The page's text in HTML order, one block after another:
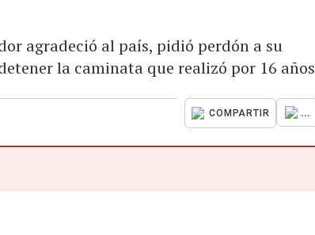
agradeció al país, pidió perdón a su
la caminata que realizó por 16 años
COMPARTIR ...